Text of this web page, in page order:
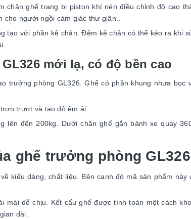
chân ghế trang bị piston khí nén điều chỉnh độ cao
người ngồi cảm giác thư giãn..
tạo với phần kê chân. Đệm kê chân có thể kéo ra khi
mới lạ, có độ bền cao
trưởng phòng GL326. Ghế có phần khung nhựa bọc
trượt và tạo độ êm ái.
lên đến 200kg. Dưới chân ghế gắn bánh xe quay
ghế trưởng phòng GL326
kiểu dáng, chất liệu. Bên cạnh đó mã sản phẩm này
mái dễ chịu. Kết cấu ghế được tính toán một cách
dài.